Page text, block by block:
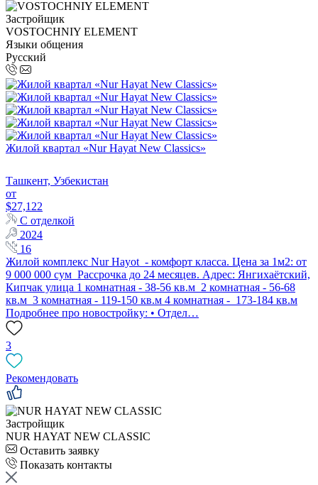
Застройщик
VOSTOCHNIY ELEMENT
Языки общения
Русский
Жилой квартал «Nur Hayat New Classics»
Ташкент, Узбекистан
от
$27,122
С отделкой
2024
16
Жилой комплекс Nur Hayot - комфорт класса. Цена за 1м2: от
9 000 000 сум Рассрочка до 24 месяцев. Адрес: Янгихаётский,
Кипчак улица 1 комнатная - 38-56 кв.м 2 комнатная - 56-68
кв.м 3 комнатная - 119-150 кв.м 4 комнатная - 173-184 кв.м
Подробнее про новостройку: • Отдел…
3
Рекомендовать
Застройщик
NUR HAYAT NEW CLASSIC
Оставить заявку
Показать контакты